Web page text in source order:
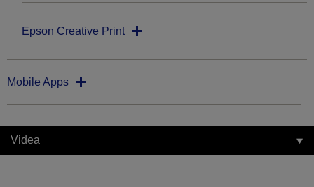
Epson Creative Print
Mobile Apps
Videa